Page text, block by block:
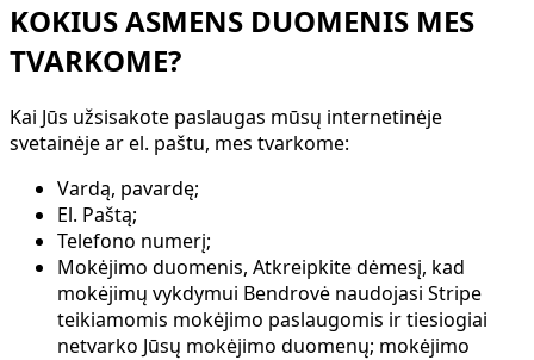
KOKIUS ASMENS DUOMENIS MES
TVARKOME?
Kai Jūs užsisakote paslaugas mūsų internetinėje
svetainėje ar el. paštu, mes tvarkome:
Vardą, pavardę;
El. Paštą;
Telefono numerį;
Mokėjimo duomenis, Atkreipkite dėmesį, kad
mokėjimų vykdymui Bendrovė naudojasi Stripe
teikiamomis mokėjimo paslaugomis ir tiesiogiai
netvarko Jūsų mokėjimo duomenų; mokėjimo